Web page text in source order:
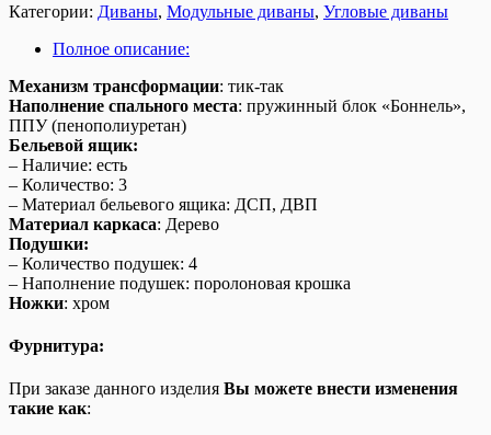
Категории: Диваны, Модульные диваны, Угловые диваны
Полное описание:
Механизм трансформации: тик-так
Наполнение спального места: пружинный блок «Боннель»,
ППУ (пенополиуретан)
Бельевой ящик:
– Наличие: есть
– Количество: 3
– Материал бельевого ящика: ДСП, ДВП
Материал каркаса: Дерево
Подушки:
– Количество подушек: 4
– Наполнение подушек: поролоновая крошка
Ножки: хром
Фурнитура:
При заказе данного изделия Вы можете внести изменения
такие как: